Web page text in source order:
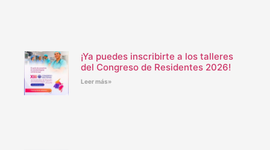
¡Ya puedes inscribirte a los talleres
del Congreso de Residentes 2026!
Leer más»